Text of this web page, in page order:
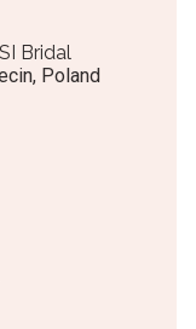
Bridal
Poland